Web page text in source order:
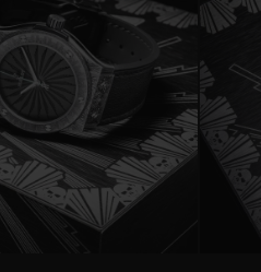
ihn auch dazu, sich
Abenteuer zu stürzen,
gesteckt hat, die E-
revolutionieren.
Hublot und Laurent
Fusion Wild
unverwechselbarem